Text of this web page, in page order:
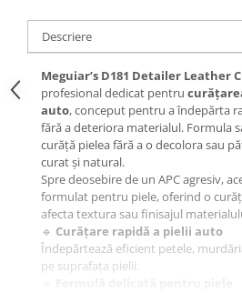
Descriere
Meguiar’s D181 Detailer Leather
profesional dedicat pentru
auto, conceput pentru a îndepărta
fără a deteriora materialul. Formula
curăță pielea fără a o decolora sau
curat și natural.
Spre deosebire de un APC agresiv,
formulat pentru piele, oferind o
afecta textura sau finisajul
🔹 Curățare rapidă a pielii auto
Îndepărtează eficient petele,
pe suprafața pielii.